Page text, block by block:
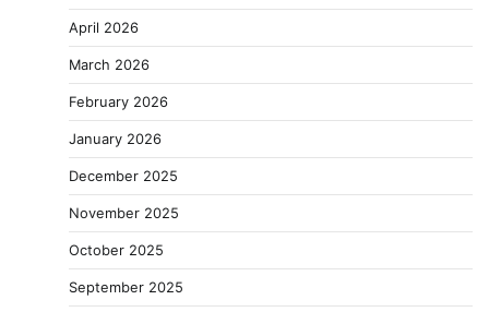
April 2026
March 2026
February 2026
January 2026
December 2025
November 2025
October 2025
September 2025